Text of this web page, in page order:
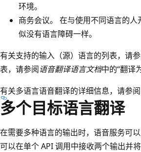
环境。
商务会议。 在与使用不同语言的
似没有语言障碍一样。
有关支持的输入（源）语言的列表，请
表，请参阅语音翻译语言文档中的“翻译
有关多语言语音翻译的详细信息，请参
多个目标语言翻译
在需要多种语言的输出时，语音服务可
可以在单个 API 调用中接收两个输出并